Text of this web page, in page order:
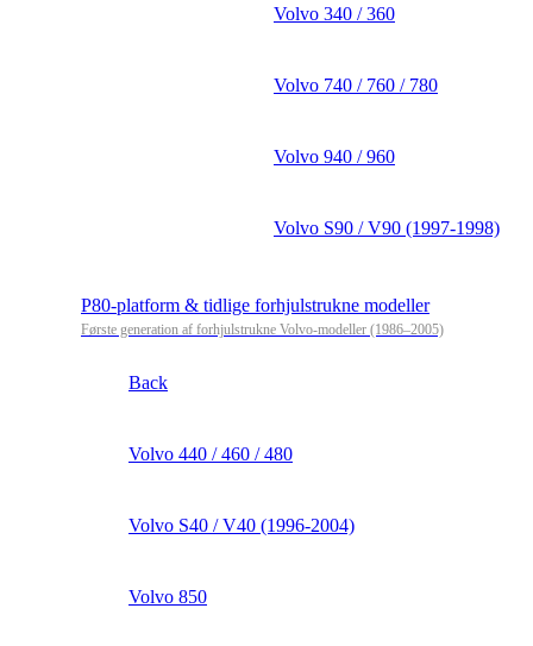
Volvo 340 / 360
Volvo 740 / 760 / 780
Volvo 940 / 960
Volvo S90 / V90 (1997-1998)
P80-platform & tidlige forhjulstrukne modeller
Første generation af forhjulstrukne Volvo-modeller (1986–2005)
Back
Volvo 440 / 460 / 480
Volvo S40 / V40 (1996-2004)
Volvo 850